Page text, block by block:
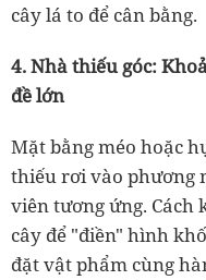
cây lá to để cân bằng.
4. Nhà thiếu góc:
đề lớn
Mặt bằng méo hoặc
thiếu rơi vào phương
viên tương ứng. Cách
cây để "điền" hình
đặt vật phẩm cùng